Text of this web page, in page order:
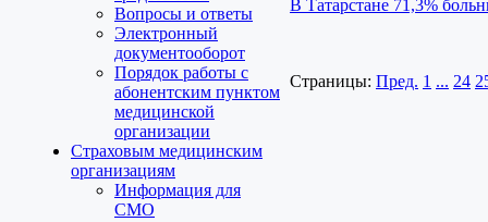
Вопросы и ответы
Электронный
документооборот
Порядок работы с
абонентским пунктом
медицинской
организации
Страховым медицинским
организациям
Информация для
СМО
В Татарстане 71,3%
Страницы: Пред. 1 ... 24